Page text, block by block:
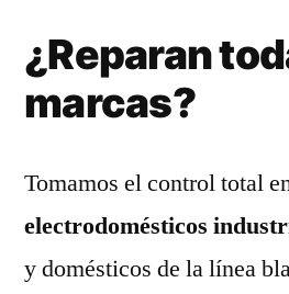
¿Reparan
marcas?
Tomamos el control total
electrodomésticos
y domésticos de la línea